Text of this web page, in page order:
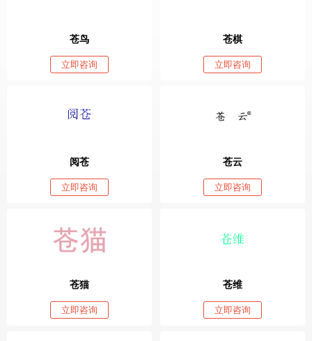
苍鸟
立即咨询
苍棋
立即咨询
阅苍
立即咨询
苍云
立即咨询
苍猫
立即咨询
苍维
立即咨询